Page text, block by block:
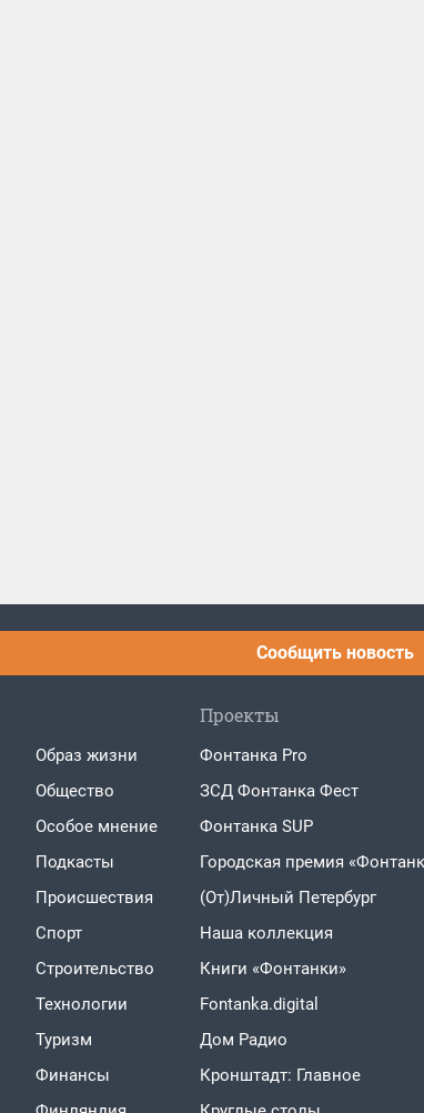
Сообщить новость
Образ жизни
Общество
Особое мнение
Подкасты
Проиcшествия
Спорт
Строительство
Технологии
Туризм
Финансы
Проекты
Фонтанка Pro
ЗСД Фонтанка Фест
Фонтанка SUP
Городская премия
(От)Личный Петербург
Наша коллекция
Книги «Фонтанки»
Fontanka.digital
Дом Радио
Кронштадт: Главное